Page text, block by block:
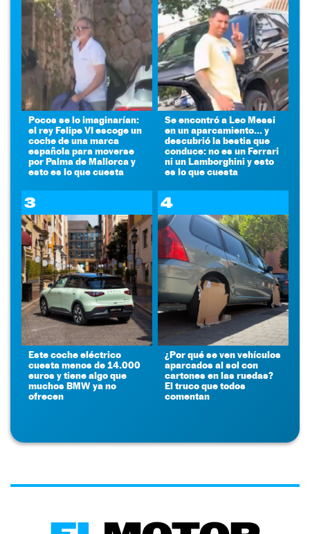
Pocos se lo imaginarían:
el rey Felipe VI escoge un
coche de una marca
española para moverse
por Palma de Mallorca y
esto es lo que cuesta
Se encontró a Leo Messi
en un aparcamiento... y
descubrió la bestia que
conduce: no es un Ferrari
ni un Lamborghini y esto
es lo que cuesta
3
Este coche eléctrico
cuesta menos de 14.000
euros y tiene algo que
muchos BMW ya no
ofrecen
4
¿Por qué se ven vehículos
aparcados al sol con
cartones en las ruedas?
El truco que todos
comentan